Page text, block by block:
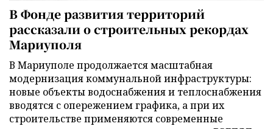
В Фонде развития территорий
рассказали о строительных рекордах
Мариуполя
В Мариуполе продолжается масштабная
модернизация коммунальной инфраструктуры:
новые объекты водоснабжения и теплоснабжения
вводятся с опережением графика, а при их
строительстве применяются современные